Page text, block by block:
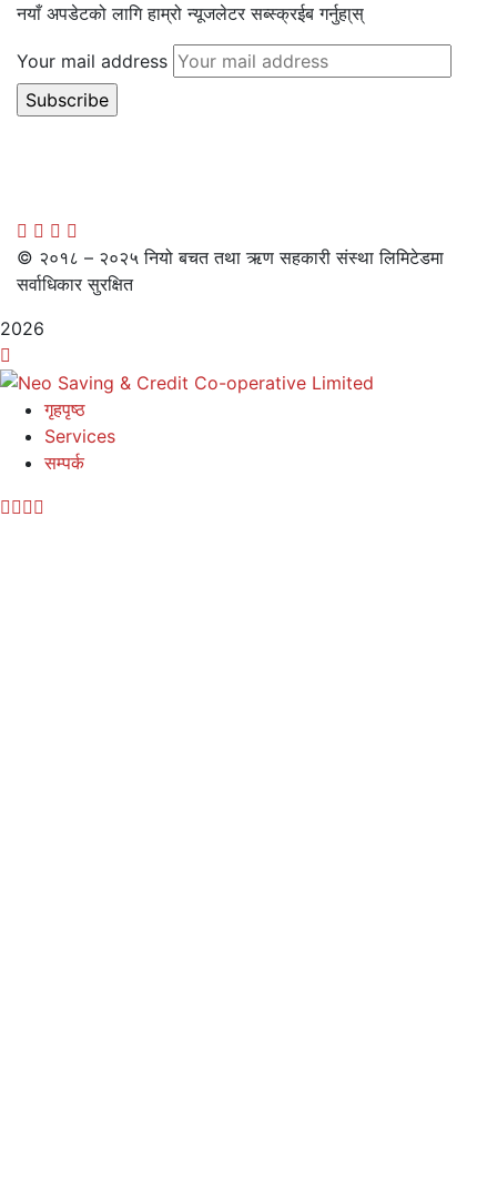
नयाँ अपडेटको लागि हाम्रो न्यूजलेटर सब्स्क्रईब गर्नुहा्स्
Your mail address
© २०१८ – २०२५ नियो बचत तथा ऋण सहकारी संस्था लिमिटेडमा
सर्वाधिकार सुरक्षित
2026
गृहपृष्ठ
Services
सम्पर्क